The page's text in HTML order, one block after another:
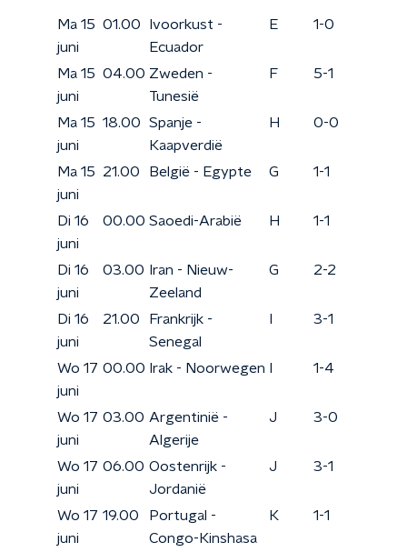
Ma 15
juni
01.00
Ivoorkust -
Ecuador
E 1-0
Ma 15
juni
04.00 Zweden -
Tunesië
F 5-1
Ma 15
juni
18.00
Spanje -
Kaapverdië
H 0-0
Ma 15
juni
21.00 België - Egypte G 1-1
Di 16
juni
00.00 Saoedi-Arabië H 1-1
Di 16
juni
03.00
Iran - Nieuw-
Zeeland
G 2-2
Di 16
juni
21.00
Frankrijk -
Senegal
3-1
Wo 17
juni
00.00 Irak - Noorwegen 1-4
Wo 17
juni
03.00 Argentinië -
Algerije
J 3-0
Wo 17
juni
06.00 Oostenrijk -
Jordanië
J 3-1
Wo 17
juni
19.00
Portugal -
Congo-Kinshasa
K 1-1